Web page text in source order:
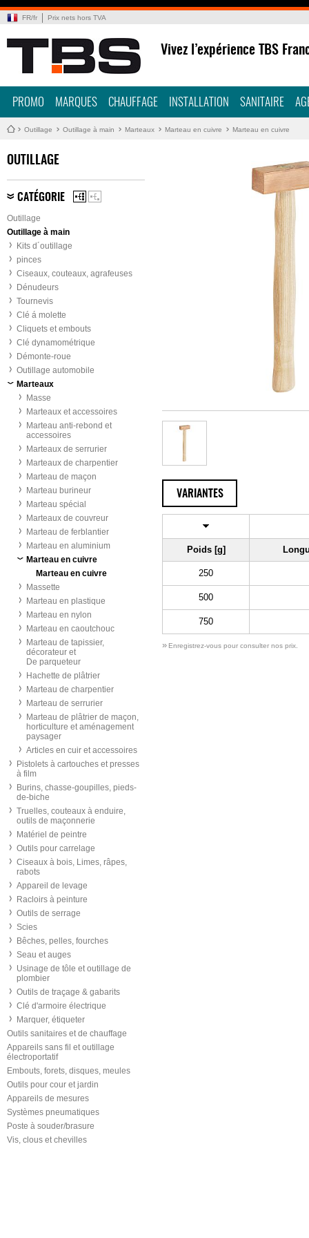
FR/fr Prix nets hors TVA
Vivez l’expérience TBS
PROMO MARQUES CHAUFFAGE INSTALLATION SANITAIRE
Outillage Outillage à main Marteaux Marteau en cuivre Marteau en cuivre
OUTILLAGE
CATÉGORIE
Outillage
Outillage à main
Kits d´outillage
pinces
Ciseaux, couteaux, agrafeuses
Dénudeurs
Tournevis
Clé á molette
Cliquets et embouts
Clé dynamométrique
Démonte-roue
Outillage automobile
Marteaux
Masse
Marteaux et accessoires
Marteau anti-rebond et
accessoires
Marteaux de serrurier
Marteaux de charpentier
Marteau de maçon
Marteau burineur
Marteau spécial
Marteaux de couvreur
Marteau de ferblantier
Marteau en aluminium
Marteau en cuivre
Marteau en cuivre
Massette
Marteau en plastique
Marteau en nylon
Marteau en caoutchouc
Marteau de tapissier,
décorateur et
De parqueteur
Hachette de plâtrier
Marteau de charpentier
Marteau de serrurier
Marteau de plâtrier de maçon,
horticulture et aménagement
paysager
Articles en cuir et accessoires
Pistolets à cartouches et presses
à film
Burins, chasse-goupilles, pieds-
de-biche
Truelles, couteaux à enduire,
outils de maçonnerie
Matériel de peintre
Outils pour carrelage
Ciseaux à bois, Limes, râpes,
rabots
Appareil de levage
Racloirs à peinture
Outils de serrage
Scies
Bêches, pelles, fourches
Seau et auges
Usinage de tôle et outillage de
plombier
Outils de traçage & gabarits
Clé d'armoire électrique
Marquer, étiqueter
Outils sanitaires et de chauffage
Appareils sans fil et outillage
électroportatif
Embouts, forets, disques, meules
Outils pour cour et jardin
Appareils de mesures
Systèmes pneumatiques
Poste à souder/brasure
Vis, clous et chevilles
VARIANTES
Poids [g]
250
500
750
» Enregistrez-vous pour consulter nos prix.